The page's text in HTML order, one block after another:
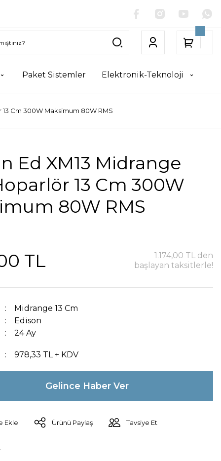
Paket Sistemler Elektronik-Teknoloji
Cm 300W Maksimum 80W RMS
Ed XM13 Midrange
13 Cm 300W
80W RMS
TL
1.174,00 TL den
başlayan taksitlerle!
Midrange 13 Cm
Edison
24 Ay
978,33 TL + KDV
Gelince Haber Ver
Ürünü Paylaş Tavsiye Et